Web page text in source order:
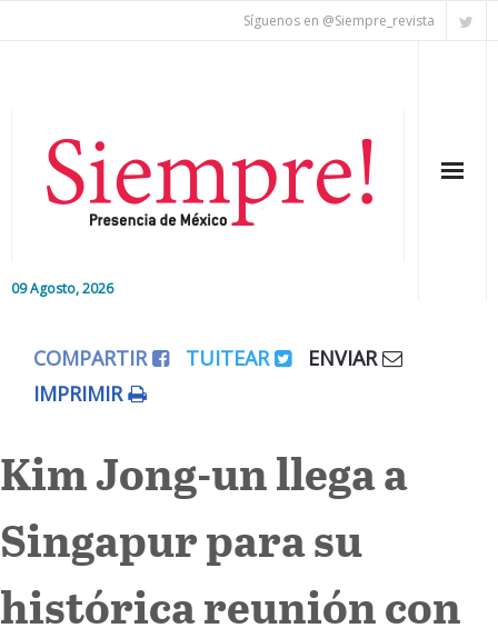
Síguenos en @Siempre_revista
09 Agosto, 2026
Editorial
Colaboradores
Internacional
Cultura
COMPARTIR TUITEAR
ENVIAR
IMPRIMIR
Kim Jong-un llega a
Singapur para su
histórica reunión con